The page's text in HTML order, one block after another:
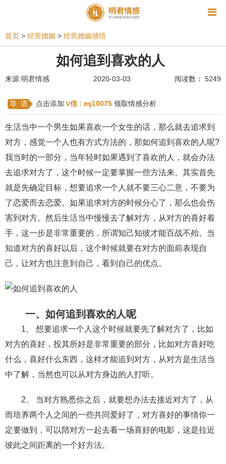
资讯
同性恋 恋爱技巧
挽救婚姻 星座情感 离婚 心情
姻缘测试 分娩
水瓶座男生 摩羯座男生 射手座男生
天蝎座男生 天秤座男生 处女座男生
爱情诗句 狮子座男生 爱情歌曲 爱情图片
爱情小说 巨蟹座男生 爱情电影 双子座男生
不和 金牛座男生 白羊座男生 吵架
财产分割 外遇 分手 第三者 心态
变心 感人 伤感 婚姻问题
失恋挽救
十二生肖 分手复合 梦见
异地恋 明星 气质 美妆 情感挽回
化妆 挽留前任 避孕 挽回男友 孕妇食谱
挽回老公 产检 家庭暴力
备孕 产后恢复 减肥 月子 婴儿辅食
产妇食谱 同性恋 交往 搭讪 光棍节
首页 > 经营婚姻 > 经营婚姻感悟
如何追到喜欢的人
来源:明君情感 2020-03-03 阅读数： 5249
导 语 点击添加 \/信 : mj10075 领取情感分析
生活当中一个男生如果喜欢一个女生的话，那么就去追求到
对方，感觉一个人也有方式方法的，那如何追到喜欢的人呢?
我当时的一部分，当年轻时如果遇到了喜欢的人，就会办法
去追求对方了，这个时候一定要掌握一些方法来。其实首先
就是先确定目标，想要追求一个人就不要三心二意，不要为
了恋爱而去恋爱。如果追求对方的时候分心了，那么也会伤
害到对方。然后生活当中慢慢去了解对方，从对方的喜好着
手，这一步是非常重要的，所谓知己知彼才能百战不殆。当
知道对方的喜好以后，这个时候就要在对方的面前表现自
己，让对方也注意到自己，看到自己的优点。
一、如何追到喜欢的人呢
1、 想要追求一个人这个时候就要先了解对方了，比如
对方的喜好，投其所好是非常重要的部分，比如对方喜好吃
什么，喜好什么东西，这样才能追到对方，从对方是生活当
中了解，当然也可以从对方身边的人打听。
2、 当对方熟悉你之后，就要想办法去接近对方了，从
而培养两个人之间的一些共同爱好了，对方喜好的事情你一
定要做到，可以陪对方一起去看一场喜好的电影，这是拉近
彼此之间距离的一个好方法。